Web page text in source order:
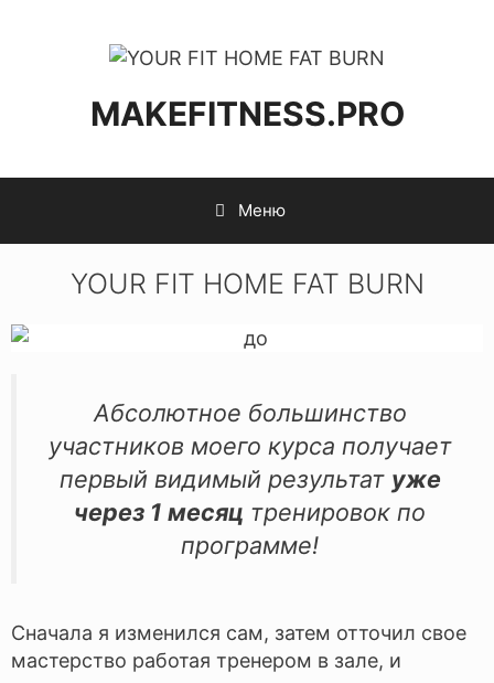
MAKEFITNESS.PRO
Меню
YOUR FIT HOME FAT BURN
Абсолютное большинство
участников моего курса получает
первый видимый результат уже
через 1 месяц тренировок по
программе!
Сначала я изменился сам, затем отточил свое
мастерство работая тренером в зале, и